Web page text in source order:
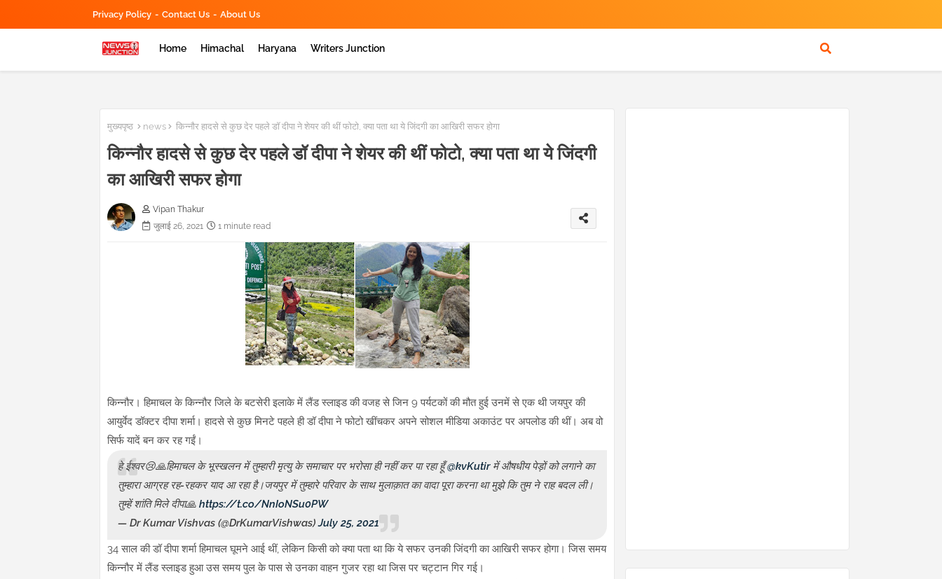
Privacy Policy Contact Us About Us
Home Himachal Haryana Writers Junction
मुख्यपृष्ठ news किन्नौर हादसे से कुछ देर पहले डॉ दीपा ने शेयर की थीं फोटो, क्या पता था ये जिंदगी का आखिरी सफर होगा
किन्नौर हादसे से कुछ देर पहले डॉ दीपा ने शेयर की थीं फोटो, क्या पता था ये जिंदगी
का आखिरी सफर होगा
Vipan Thakur
जुलाई 26, 2021
1 minute read
किन्नौर। हिमाचल के किन्नौर जिले के बटसेरी इलाके में लैंड स्लाइड की वजह से जिन 9 पर्यटकों की मौत हुई उनमें से एक थी जयपुर की
आयुर्वेद डॉक्टर दीपा शर्मा। हादसे से कुछ मिनटे पहले ही डॉ दीपा ने फोटो खींचकर अपने सोशल मीडिया अकाउंट पर अपलोड की थीं। अब वो
सिर्फ यादें बन कर रह गईं।
हे ईश्वर😢🙏हिमाचल के भूस्खलन में तुम्हारी मृत्यु के समाचार पर भरोसा ही नहीं कर पा रहा हूँ@kvKutirमें औषधीय पेड़ों को लगाने का
तुम्हारा आग्रह रह-रहकर याद आ रहा है।जयपुर में तुम्हारे परिवार के साथ मुलाक़ात का वादा पूरा करना था मुझे कि तुम ने राह बदल ली।
तुम्हें शांति मिले दीपा🙏 https://t.co/NnIoNSu0PW
— Dr Kumar Vishvas (@DrKumarVishwas)July 25, 2021
34 साल की डॉ दीपा शर्मा हिमाचल घूमने आई थीं, लेकिन किसी को क्या पता था कि ये सफर उनकी जिंदगी का आखिरी सफर होगा। जिस समय
किन्नौर में लैंड स्लाइड हुआ उस समय पुल के पास से उनका वाहन गुजर रहा था जिस पर चट्टान गिर गई।